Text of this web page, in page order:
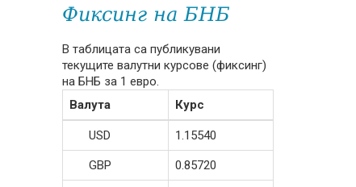
Фиксинг на БНБ
В таблицата са публикувани
текущите валутни курсове (фиксинг)
на БНБ за 1 евро.
Валута
Курс
USD 1.15540
GBP 0.85720